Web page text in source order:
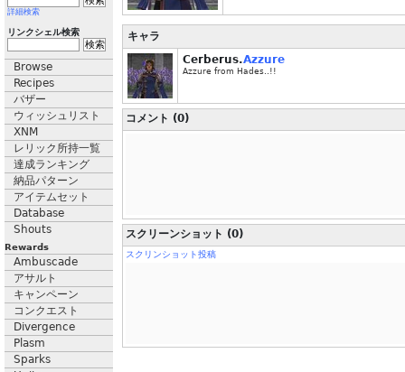
詳細検索
リンクシェル検索
Browse
Recipes
バザー
ウィッシュリスト
XNM
レリック所持一覧
達成ランキング
納品パターン
アイテムセット
Database
Shouts
Rewards
Ambuscade
アサルト
キャンペーン
コンクエスト
Divergence
Plasm
Sparks
キャラ
Cerberus.Azzure
Azzure from Hades..!!
コメント (0)
スクリーンショット (0)
スクリンショット投稿